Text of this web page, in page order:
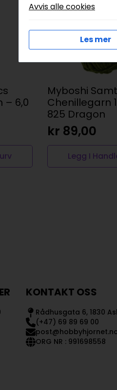
– 6,0
Myboshi Samt
Chenillegarn
825 Dragon
kr 89,00
Legg I
KONTAKT OSS
Rådhusgata 6, 1830
(+47) 69 89 69 00
ORG NR : 991698558
Avvis alle cookies
Les mer